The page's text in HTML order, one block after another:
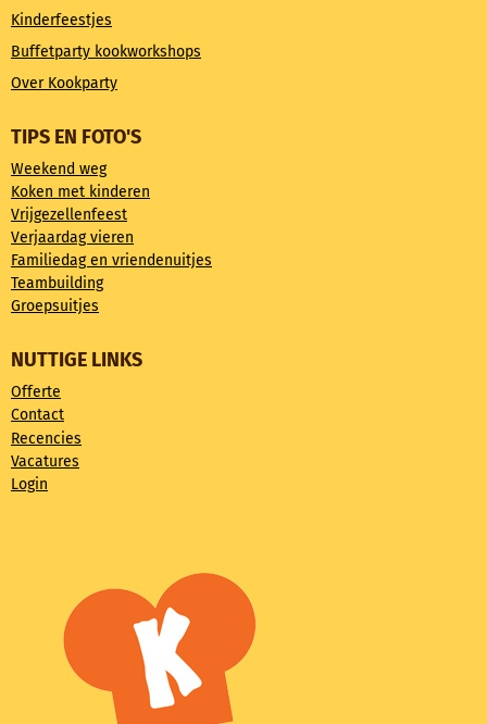
Kinderfeestjes
Buffetparty kookworkshops
Over Kookparty
TIPS EN FOTO'S
Weekend weg
Koken met kinderen
Vrijgezellenfeest
Verjaardag vieren
Familiedag en vriendenuitjes
Teambuilding
Groepsuitjes
NUTTIGE LINKS
Offerte
Contact
Recencies
Vacatures
Login